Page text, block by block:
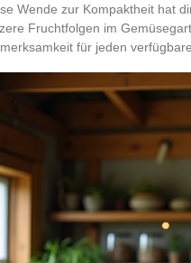
Wende zur Kompaktheit hat
Fruchtfolgen im
für jeden